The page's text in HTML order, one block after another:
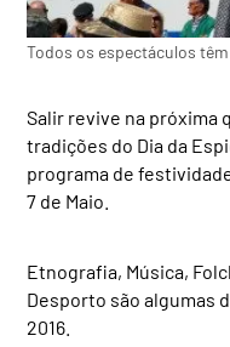
Todos os espectáculos
Salir revive na próxima
tradições do Dia da
programa de
7 de Maio.
Etnografia, Música,
Desporto são algumas
2016.